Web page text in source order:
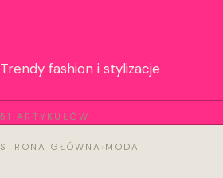
Trendy fashion i stylizacje
51 ARTYKUŁÓW
STRONA GŁÓWNA › MODA